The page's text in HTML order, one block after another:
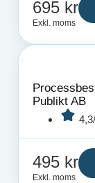
695 kr
Exkl. moms
Publikt AB
495 kr
Exkl. moms